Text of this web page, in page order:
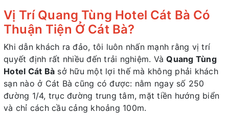
Vị Trí Quang Tùng Hotel Cát Bà Có
Thuận Tiện Ở Cát Bà?
Khi dẫn khách ra đảo, tôi luôn nhấn mạnh rằng vị trí
quyết định rất nhiều đến trải nghiệm. VàQuang Tùng
Hotel Cát Bà sở hữu một lợi thế mà không phải khách
sạn nào ở Cát Bà cũng có được: nằm ngay số 250
đường 1/4, trục đường trung tâm, mặt tiền hướng biển
và chỉ cách cầu cảng khoảng 100m.